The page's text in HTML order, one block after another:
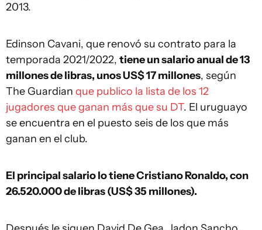
2013.
Edinson Cavani, que renovó su contrato para la
temporada 2021/2022, tiene un salario anual de 13
millones de libras, unos US$ 17 millones, según
The Guardian que publico la lista de los 12
jugadores que ganan más que su DT. El uruguayo
se encuentra en el puesto seis de los que más
ganan en el club.
El principal salario lo tiene Cristiano Ronaldo, con
26.520.000 de libras (US$ 35 millones).